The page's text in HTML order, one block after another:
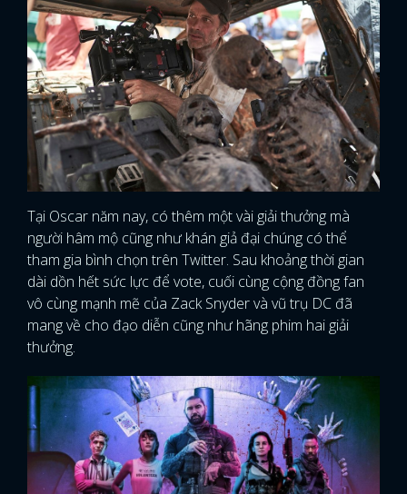
Tại Oscar năm nay, có thêm một vài giải thưởng mà
người hâm mộ cũng như khán giả đại chúng có thể
tham gia bình chọn trên Twitter. Sau khoảng thời gian
dài dồn hết sức lực để vote, cuối cùng cộng đồng fan
vô cùng mạnh mẽ của Zack Snyder và vũ trụ DC đã
mang về cho đạo diễn cũng như hãng phim hai giải
thưởng.